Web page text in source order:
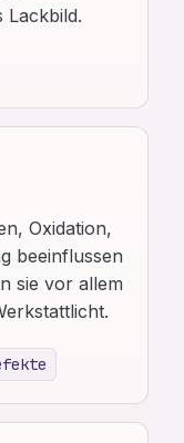
Lackbild.
Oxidation,
beeinflussen
sie vor allem